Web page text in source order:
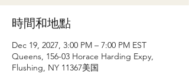
時間和地點
Dec 19, 2027, 3:00 PM – 7:00 PM EST
Queens, 156-03 Horace Harding Expy,
Flushing, NY 11367美国